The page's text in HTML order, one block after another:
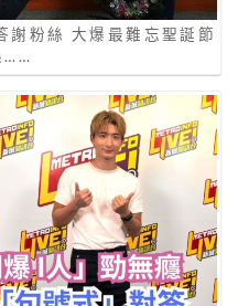
謝粉絲 大爆最難忘聖誕節
……